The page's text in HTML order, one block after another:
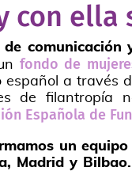
con ella
comunicación
fondo de
español a través
de filantropía
Española de
un
Madrid y Bilbao.